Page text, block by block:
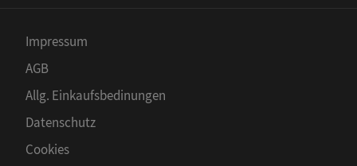
Impressum
AGB
Allg. Einkaufsbedinungen
Datenschutz
Cookies